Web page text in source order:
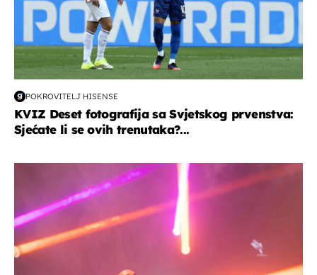
POKROVITELJ HISENSE
KVIZ Deset fotografija sa Svjetskog prvenstva:
Sjećate li se ovih trenutaka?...